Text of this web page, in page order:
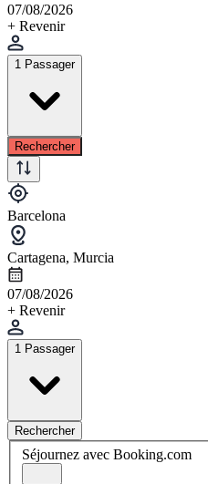
07/08/2026
+ Revenir
1 Passager
Rechercher
Barcelona
Cartagena, Murcia
07/08/2026
+ Revenir
1 Passager
Rechercher
Séjournez avec Booking.com